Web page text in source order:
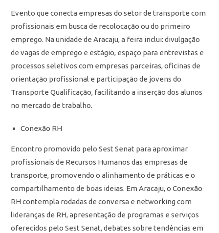
Evento que conecta empresas do setor de transporte com
profissionais em busca de recolocação ou do primeiro
emprego. Na unidade de Aracaju, a feira inclui: divulgação
de vagas de emprego e estágio, espaço para entrevistas e
processos seletivos com empresas parceiras, oficinas de
orientação profissional e participação de jovens do
Transporte Qualificação, facilitando a inserção dos alunos
no mercado de trabalho.
Conexão RH
Encontro promovido pelo Sest Senat para aproximar
profissionais de Recursos Humanos das empresas de
transporte, promovendo o alinhamento de práticas e o
compartilhamento de boas ideias. Em Aracaju, o Conexão
RH contempla rodadas de conversa e networking com
lideranças de RH, apresentação de programas e serviços
oferecidos pelo Sest Senat, debates sobre tendências em